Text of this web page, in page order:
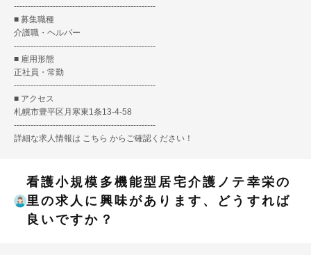
---------------------------------------------------
■ 募集職種
介護職・ヘルパー
---------------------------------------------------
■ 雇用形態
正社員・常勤
---------------------------------------------------
■ アクセス
札幌市豊平区月寒東1条13-4-58
---------------------------------------------------
詳細な求人情報は こちら からご確認ください！
看護小規模多機能型居宅介護ノテ幸栄の
里の求人に興味があります、どうすれば
良いですか？